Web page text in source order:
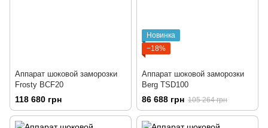
Аппарат шоковой заморозки
Frosty BCF20
118 680 грн
Новинка
−18%
Аппарат шоковой заморозки
Berg TSD100
86 688 грн 105 264 грн